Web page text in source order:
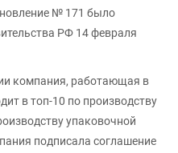
№ 171 было
РФ 14 февраля
компания, работающая в
в топ-10 по производству
упаковочной
подписала соглашение